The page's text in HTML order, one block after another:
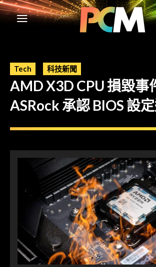
Tech 科技新聞
AMD X3D CPU 損毀
ASRock 承認 BIOS 設